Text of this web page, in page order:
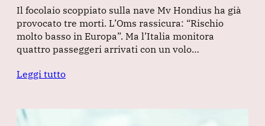
Il focolaio scoppiato sulla nave Mv Hondius ha già
provocato tre morti. L’Oms rassicura: “Rischio
molto basso in Europa”. Ma l’Italia monitora
quattro passeggeri arrivati con un volo…
Leggi tutto